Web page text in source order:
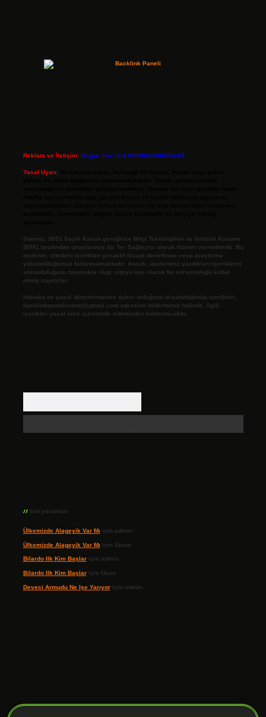
Reklam ve İletişim: Skype: live:.cid.575569c608265c69
Yasal Uyarı:
Sitemiz, 5651 Sayılı Kanun gereğince Bilgi Teknolojileri ve İletişim Kurumu
(BTK) tarafından onaylanmış bir Yer Sağlayıcı olarak hizmet vermektedir. Bu
nedenle, sitedeki içerikleri proaktif olarak denetleme veya araştırma
yükümlülüğümüz bulunmamaktadır. Ancak, üyelerimiz yazdıkları içeriklerin
sorumluluğunu taşımakta olup, siteye üye olarak bu sorumluluğu kabul
etmiş sayılırlar.
Hukuka ve yasal düzenlemelere aykırı olduğunu düşündüğünüz içerikleri,
backlinkpanelicomtr@gmail.com adresine bildirmeniz halinde, ilgili
içerikler yasal süre içerisinde sitemizden kaldırılacaktır.
Son yorumlar
Ülkemizde Alageyik Var Mı için admin
Ülkemizde Alageyik Var Mı için Sinan
Bilardo Ilk Kim Başlariçin admin
Bilardo Ilk Kim Başlariçin Uçan
Deveci Armudu Ne Işe Yarıyoriçin admin